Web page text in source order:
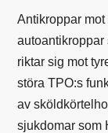
Antikroppar
autoantikroppar
riktar sig mot
störa TPO:s
av
sjukdomar som